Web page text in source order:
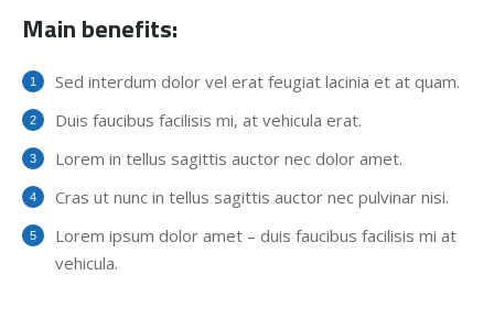
Main benefits:
Sed interdum dolor vel erat feugiat lacinia et at quam.
Duis faucibus facilisis mi, at vehicula erat.
Lorem in tellus sagittis auctor nec dolor amet.
Cras ut nunc in tellus sagittis auctor nec pulvinar nisi.
Lorem ipsum dolor amet – duis faucibus facilisis mi at
vehicula.